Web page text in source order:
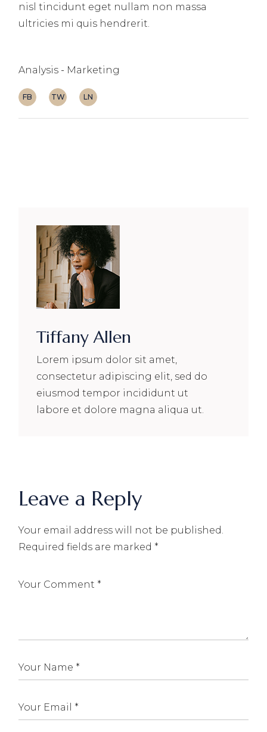
nisl tincidunt eget nullam non massa
ultricies mi quis hendrerit.
Analysis Marketing
FB TW LN
Tiffany Allen
Lorem ipsum dolor sit amet,
consectetur adipiscing elit, sed do
eiusmod tempor incididunt ut
labore et dolore magna aliqua ut.
Leave a Reply
Your email address will not be published.
Required fields are marked *